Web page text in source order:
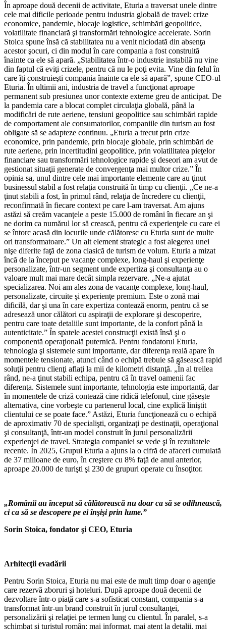
În aproape două decenii de activitate, Eturia a traversat unele dintre
cele mai dificile perioade pentru industria globală de travel: crize
economice, pandemie, blocaje logistice, schimbări geopolitice,
volatilitate financiară şi transformări tehnologice accelerate. Sorin
Stoica spune însă că stabilitatea nu a venit niciodată din absenţa
acestor şocuri, ci din modul în care compania a fost construită
înainte ca ele să apară. „Stabilitatea într-o industrie instabilă nu vine
din faptul că eviţi crizele, pentru că nu le poţi evita. Vine din felul în
care îţi construieşti compania înainte ca ele să apară”, spune CEO-ul
Eturia. În ultimii ani, industria de travel a funcţionat aproape
permanent sub presiunea unor contexte externe greu de anticipat. De
la pandemia care a blocat complet circulaţia globală, până la
modificări de rute aeriene, tensiuni geopolitice sau schimbări rapide
de comportament ale consumatorilor, companiile din turism au fost
obligate să se adapteze continuu. „Eturia a trecut prin crize
economice, prin pandemie, prin blocaje globale, prin schimbări de
rute aeriene, prin incertitudini geopolitice, prin volatilitatea pieţelor
financiare sau transformări tehnologice rapide şi deseori am avut de
gestionat situaţii generate de convergenţa mai multor crize.” În
opinia sa, unul dintre cele mai importante elemente care au ţinut
businessul stabil a fost relaţia construită în timp cu clienţii. „Ce ne-a
ţinut stabili a fost, în primul rând, relaţia de încredere cu clienţii,
reconfirmată în fiecare context pe care l-am traversat. Am ajuns
astăzi să creăm vacanţele a peste 15.000 de români în fiecare an şi
ne dorim ca numărul lor să crească, pentru că experienţele cu care ei
se întorc acasă din locurile unde călătoresc cu Eturia sunt de multe
ori transformatoare.” Un alt element strategic a fost alegerea unei
nişe diferite faţă de zona clasică de turism de volum. Eturia a mizat
încă de la început pe vacanţe complexe, long-haul şi experienţe
personalizate, într-un segment unde expertiza şi consultanţa au o
valoare mult mai mare decât simpla rezervare. „Ne-a ajutat
specializarea. Noi am ales zona de vacanţe complexe, long-haul,
personalizate, circuite şi experienţe premium. Este o zonă mai
dificilă, dar şi una în care expertiza contează enorm, pentru că se
adresează unor călători cu aspiraţii de explorare şi descoperire,
pentru care toate detaliile sunt importante, de la confort până la
autenticitate.” În spatele acestei construcţii există însă şi o
componentă operaţională puternică. Pentru fondatorul Eturia,
tehnologia şi sistemele sunt importante, dar diferenţa reală apare în
momentele tensionate, atunci când o echipă trebuie să găsească rapid
soluţii pentru clienţi aflaţi la mii de kilometri distanţă. „În al treilea
rând, ne-a ţinut stabili echipa, pentru că în travel oamenii fac
diferenţa. Sistemele sunt importante, tehnologia este importantă, dar
în momentele de criză contează cine ridică telefonul, cine găseşte
alternativa, cine vorbeşte cu partenerul local, cine explică liniştit
clientului ce se poate face.” Astăzi, Eturia funcţionează cu o echipă
de aproximativ 70 de specialişti, organizaţi pe destinaţii, operaţional
şi consultanţă, într-un model construit în jurul personalizării
experienţei de travel. Strategia companiei se vede şi în rezultatele
recente. În 2025, Grupul Eturia a ajuns la o cifră de afaceri cumulată
de 37 milioane de euro, în creştere cu 8% faţă de anul anterior,
aproape 20.000 de turişti şi 230 de grupuri operate cu însoţitor.
„Românii au început să călătorească nu doar ca să se odihnească,
ci ca să se descopere pe ei înşişi prin lume.”
Sorin Stoica, fondator şi CEO, Eturia
Arhitecţii evadării
Pentru Sorin Stoica, Eturia nu mai este de mult timp doar o agenţie
care rezervă zboruri şi hoteluri. După aproape două decenii de
dezvoltare într-o piaţă care s-a sofisticat constant, compania s-a
transformat într-un brand construit în jurul consultanţei,
personalizării şi relaţiei pe termen lung cu clientul. În paralel, s-a
schimbat şi turistul român: mai informat, mai atent la detalii, mai